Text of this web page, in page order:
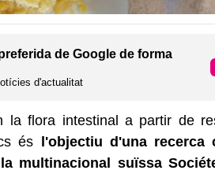
de Google de forma
d'actualitat
la flora intestinal a partir de
és l'objectiu d'una recerca
multinacional suïssa